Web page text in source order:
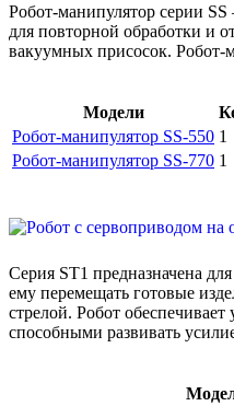
Робот-манипулятор серии SS
для повторной обработки и
вакуумных присосок. Робот-
Модели
Робот-манипулятор SS-550 1
Робот-манипулятор SS-770 1
Серия ST1 предназначена
ему перемещать готовые
стрелой. Робот
способными развивать